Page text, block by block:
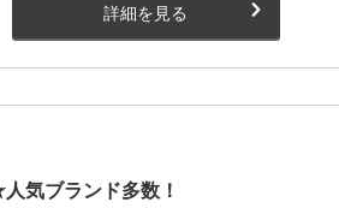
詳細を見る
気ブランド多数！